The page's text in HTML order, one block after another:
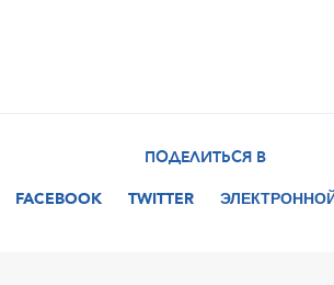
ПОДЕЛИТЬСЯ В
FACEBOOK
TWITTER